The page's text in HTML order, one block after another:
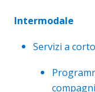
Intermodale
Servizi a